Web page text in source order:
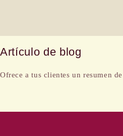
Artículo de blog
Ofrece a tus clientes un resumen